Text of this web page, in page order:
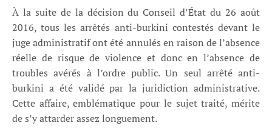
À la suite de la décision du Conseil d’État du 26 août
2016, tous les arrêtés anti-burkini contestés devant le
juge administratif ont été annulés en raison de l’absence
réelle de risque de violence et donc en l’absence de
troubles avérés à l’ordre public. Un seul arrêté anti-
burkini a été validé par la juridiction administrative.
Cette affaire, emblématique pour le sujet traité, mérite
de s’y attarder assez longuement.